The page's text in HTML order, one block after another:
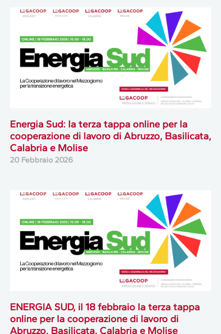
Energia Sud: la terza tappa online per la
cooperazione di lavoro di Abruzzo, Basilicata,
Calabria e Molise
20 Febbraio 2026
ENERGIA SUD, il 18 febbraio la terza tappa
online per la cooperazione di lavoro di
Abruzzo, Basilicata, Calabria e Molise